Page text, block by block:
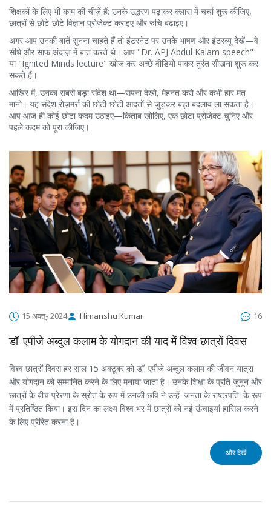
शिक्षकों के लिए भी काम की चीज़ें हैं: उनके उद्धरण पढ़ाकर क्लास में चर्चा शुरू कीजिए,
छात्रों से छोटे-छोटे विज्ञान प्रोजेक्ट कराइए और रुचि बढ़ाइए।
अगर आप उनकी बातें सुनना चाहते हैं तो इंटरनेट पर उनके भाषण और इंटरव्यू देखें—वे
सीधे और साफ अंदाज़ में बात करते थे। आप "Dr. APJ Abdul Kalam speech"
या "Ignited Minds lecture" खोज कर अच्छे वीडियो पाकर तुरंत सीखना शुरू कर
सकते हैं।
आखिर में, उनका सबसे बड़ा संदेश था—सपना देखो, मेहनत करो और कभी हार मत
मानो। यह संदेश रोज़मर्रा की छोटी-छोटी आदतों से जुड़कर बड़ा बदलाव ला सकता है।
आप आज ही कोई छोटा कदम उठाइए—किताब खोलिए, एक छोटा प्रोजेक्ट चुनिए और
पहले कदम को पूरा कीजिए।
15 अक्तू॰ 2024 Himanshu Kumar 16
डॉ. एपीजे अब्दुल कलाम के योगदान की याद में विश्व छात्रों दिवस
विश्व छात्रों दिवस हर साल 15 अक्टूबर को डॉ. एपीजे अब्दुल कलाम की जीवन यात्रा
और योगदान को सम्मानित करने के लिए मनाया जाता है। उनके शिक्षा के प्रति जुनून और
छात्रों के बीच प्रेरणा के स्रोत के रूप में उनकी छवि ने उन्हें 'जनता के राष्ट्रपति' के रूप
में प्रतिष्ठित किया। इस दिन का लक्ष्य विश्व भर में छात्रों को नई ऊंचाइयां हासिल करने
के लिए प्रेरित करना है।
और देखें